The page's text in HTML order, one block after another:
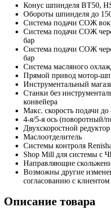
Конус шпинделя BT50,
Обороты шпинделя до
Система подачи СОЖ
Система подачи СОЖ
бар
Система подачи СОЖ
бар
Система масляного
Прямой привод мотор-
Инструментальный
Станки без
конвейера
Макс. скорость подачи
4-я/5-я ось (поворотный/
Двухскоростной
Маслоотделитель
Системы контроля
Shop Mill для системы с
Направляющие
Возможны другие
согласованию с клиентом
Описание товара